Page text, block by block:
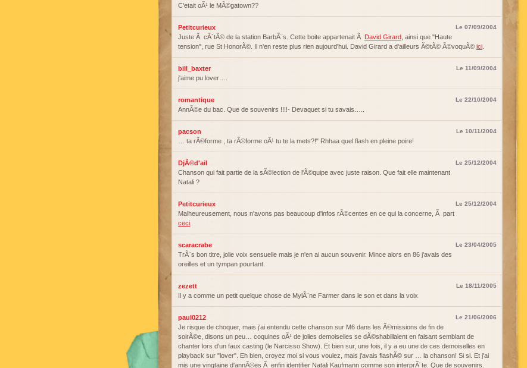
C'etait oÃ¹ le MÃ©gatown??
Petitcurieux Le 07/09/2004
Juste Ã cÃ´tÃ© de la station BarbÃ¨s. Cette boite appartenait Ã David Girard , ainsi que "Haute
tension", rue St HonorÃ©. Il n'en reste plus rien aujourd'hui. David Girard a d'ailleurs Ã©tÃ© Ã©voquÃ© ici
bill_baxter Le 11/09/2004
j'aime pu lover….
romantique Le 22/10/2004
AnnÃ©e du bac. Que de souvenirs !!!!- Devaquet si tu savais…..
pacson Le 10/11/2004
… ta rÃ©forme , ta rÃ©forme oÃ¹ tu te la mets?!" Rhhaa quel flash en pleine poire!
DjÃ©d'ail Le 25/12/2004
Chanson qui fait partie de la sÃ©lection de l'Ã©quipe avec juste raison. Que fait elle maintenant
Natali ?
Petitcurieux Le 25/12/2004
Malheureusement, nous n'avons pas beaucoup d'infos rÃ©centes en ce qui la concerne, Ã part
ceci
scaracrabe Le 23/04/2005
TrÃ¨s bon titre, jolie voix sensuelle mais je n'en ai aucun souvenir. Mince alors en 86 j'avais des
oreilles et un tympan pourtant.
zezett Le 18/11/2005
Il y a comme un petit quelque chose de MylÃ¨ne Farmer dans le son et dans la voix
paul0212 Le 21/06/2006
Je risque de choquer, mais j'ai entendu cette chanson sur M6 dans les Ã©missions de fin de
soirÃ©e, disons un peu… coquines oÃ¹ de jolies demoiselles se dÃ©shabillaient en faisant semblant de
chanter lors d'un faux casting (le Narcisso Show). Et bien sur, une fois, il y a eu une de ces demoiselles en
playback sur "lover". Eh bien, croyez moi si vous voulez, mais j'avais flashÃ© sur … la chanson! Si si. Et j'ai
mis une vingtaine d'annÃ©es Ã enfin identifier Natali Kaufmann comme son interprÃ¨te. Que de souvenirs.